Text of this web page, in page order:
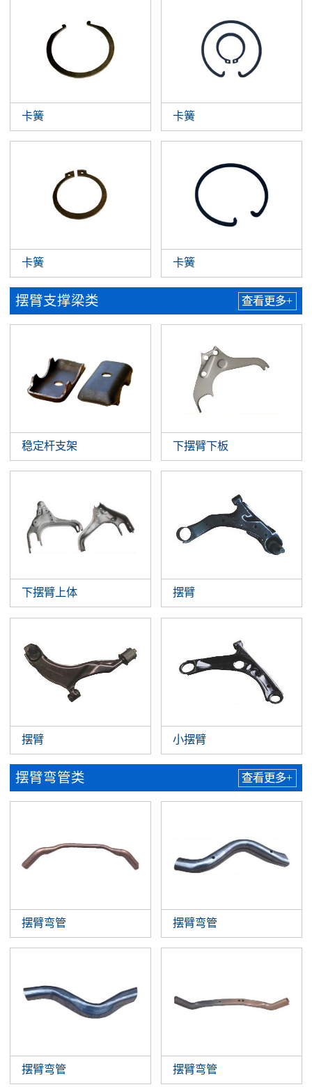
卡簧 卡簧
卡簧 卡簧
摆臂支撑梁类 查看更多+
稳定杆支架 下摆臂下板
下摆臂上体 摆臂
摆臂 小摆臂
摆臂弯管类 查看更多+
摆臂弯管 摆臂弯管
摆臂弯管 摆臂弯管